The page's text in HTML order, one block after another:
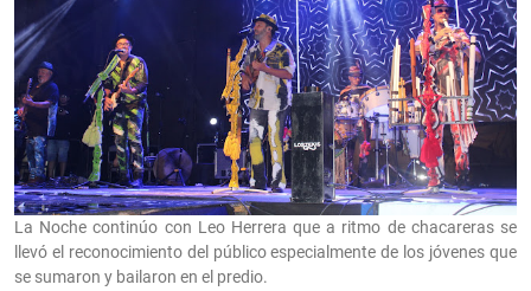
La Noche continúo con Leo Herrera que a ritmo de chacareras se
llevó el reconocimiento del público especialmente de los jóvenes que
se sumaron y bailaron en el predio.